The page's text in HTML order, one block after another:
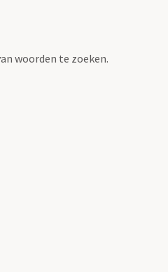
woorden te zoeken.